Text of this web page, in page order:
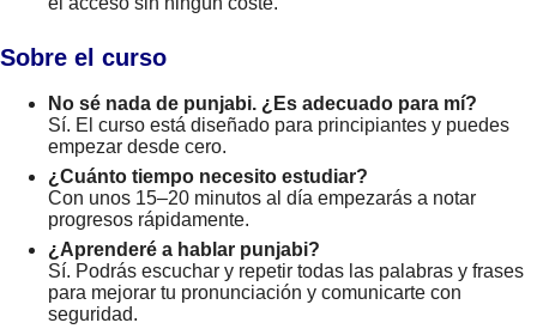
Sobre el curso
No sé nada de punjabi. ¿Es adecuado para mí?
Sí. El curso está diseñado para principiantes y puedes
empezar desde cero.
¿Cuánto tiempo necesito estudiar?
Con unos 15–20 minutos al día empezarás a notar
progresos rápidamente.
¿Aprenderé a hablar punjabi?
Sí. Podrás escuchar y repetir todas las palabras y frases
para mejorar tu pronunciación y comunicarte con
seguridad.